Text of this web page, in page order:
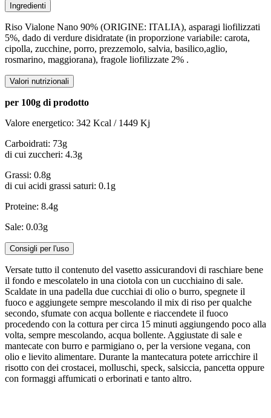
Ingredienti
Riso Vialone Nano 90% (ORIGINE: ITALIA), asparagi liofilizzati
5%, dado di verdure disidratate (in proporzione variabile: carota,
cipolla, zucchine, porro, prezzemolo, salvia, basilico,aglio,
rosmarino, maggiorana), fragole liofilizzate 2% .
Valori nutrizionali
per 100g di prodotto
Valore energetico: 342 Kcal / 1449 Kj
Carboidrati: 73g
di cui zuccheri: 4.3g
Grassi: 0.8g
di cui acidi grassi saturi: 0.1g
Proteine: 8.4g
Sale: 0.03g
Consigli per l'uso
Versate tutto il contenuto del vasetto assicurandovi di raschiare bene
il fondo e mescolatelo in una ciotola con un cucchiaino di sale.
Scaldate in una padella due cucchiai di olio o burro, spegnete il
fuoco e aggiungete sempre mescolando il mix di riso per qualche
secondo, sfumate con acqua bollente e riaccendete il fuoco
procedendo con la cottura per circa 15 minuti aggiungendo poco alla
volta, sempre mescolando, acqua bollente. Aggiustate di sale e
mantecate con burro e parmigiano o, per la versione vegana, con
olio e lievito alimentare. Durante la mantecatura potete arricchire il
risotto con dei crostacei, molluschi, speck, salsiccia, pancetta oppure
con formaggi affumicati o erborinati e tanto altro.